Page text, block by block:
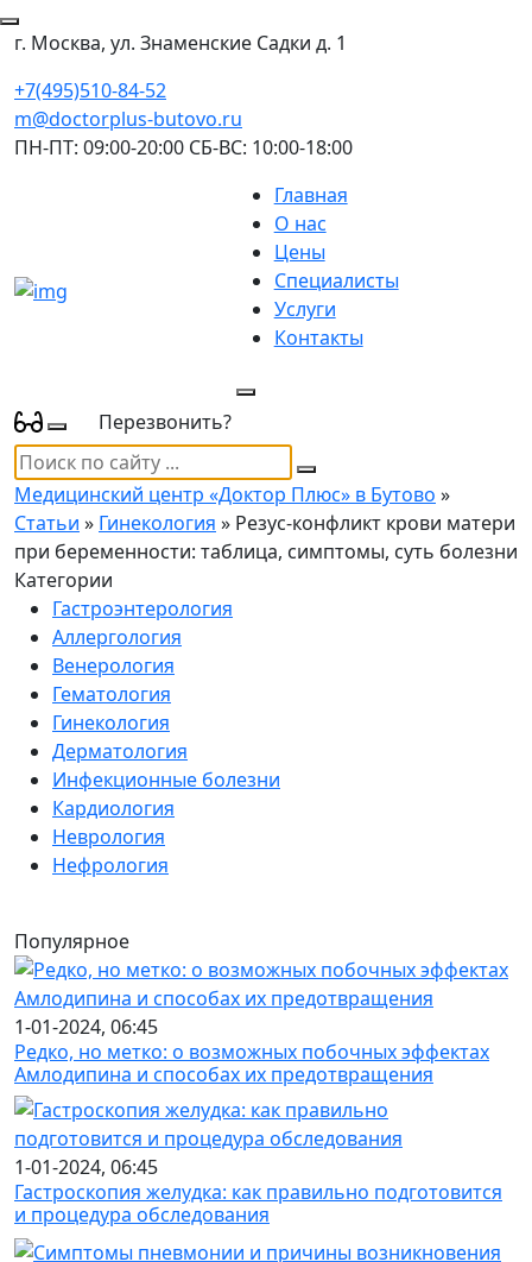
г. Москва, ул. Знаменские Садки д. 1
+7(495)510-84-52
m@doctorplus-butovo.ru
ПН-ПТ: 09:00-20:00 СБ-ВС: 10:00-18:00
Главная
О нас
Цены
Специалисты
Услуги
Контакты
Перезвонить?
Медицинский центр «Доктор Плюс» в Бутово »
Статьи » Гинекология » Резус-конфликт крови матери
при беременности: таблица, симптомы, суть болезни
Категории
Гастроэнтерология
Аллергология
Венерология
Гематология
Гинекология
Дерматология
Инфекционные болезни
Кардиология
Неврология
Нефрология
Популярное
1-01-2024, 06:45
Редко, но метко: о возможных побочных эффектах
Амлодипина и способах их предотвращения
1-01-2024, 06:45
Гастроскопия желудка: как правильно подготовится
и процедура обследования